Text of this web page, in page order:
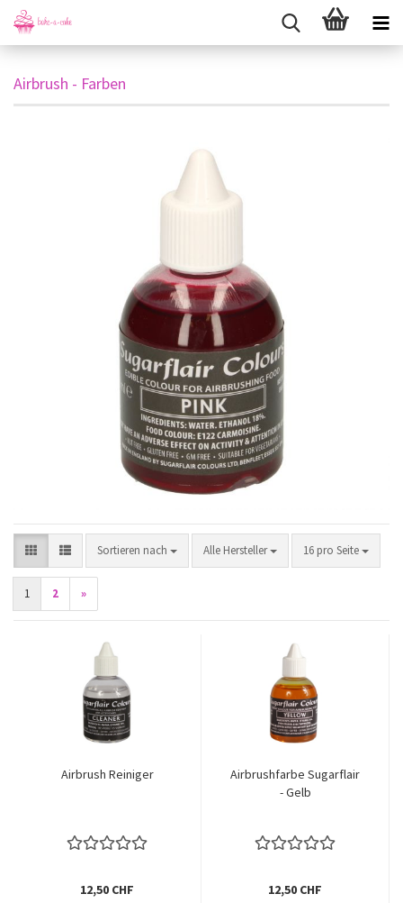
Airbrush - Farben
Sortieren nach
Sortieren nach Alle Hersteller 16 pro Seite
pro Seite
1 2 »
Airbrush Reiniger
12,50 CHF
Airbrushfarbe Sugarflair
- Gelb
12,50 CHF